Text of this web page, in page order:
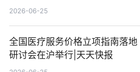
2026-06-25
全国医疗服务价格立项指南落地
研讨会在沪举行|天天快报